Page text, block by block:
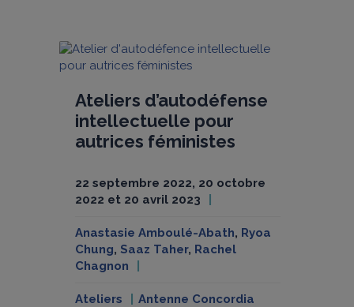
Ateliers d’autodéfense
intellectuelle pour
autrices féministes
22 septembre 2022, 20 octobre
2022 et 20 avril 2023
Anastasie Amboulé-Abath, Ryoa
Chung, Saaz Taher, Rachel
Chagnon
Ateliers Antenne Concordia